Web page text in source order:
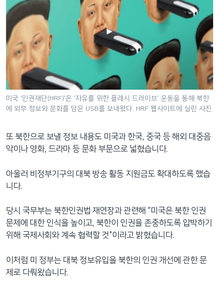
미국 '인권재단(HRF)'은 ‘자유를 위한 플래시 드라이브’ 운동을 통해 북한
에 외부 정보와 문화를 담은 USB를 보내왔다. HRF 웹사이트에 실린 사진.
또 북한으로 보낼 정보 내용도 미국과 한국, 중국 등 해외 대중음
악이나 영화, 드라마 등 문화 부문으로 넓혔습니다.
아울러 비정부기구의 대북 방송 활동 지원금도 확대하도록 했습
니다.
당시 국무부는 북한인권법 재연장과 관련해 “미국은 북한 인권
문제에 대한 인식을 높이고, 북한이 인권을 존중하도록 압박하기
위해 국제사회와 계속 협력할 것"이라고 밝혔습니다.
이처럼 미 정부는 대북 정보유입을 북한의 인권 개선에 관한 문
제로 다뤄왔습니다.